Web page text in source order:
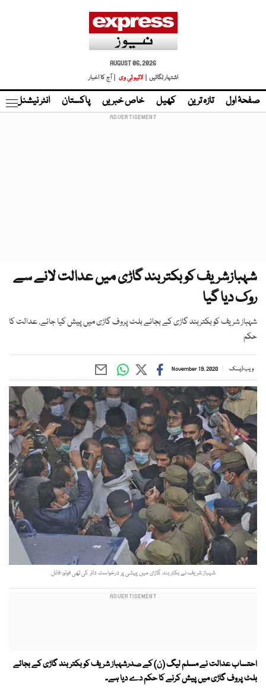
AUGUST 06, 2026
اشتہار لگائیں |
لائیو ٹی وی | آج کا اخبار
صفحۂ اول تازہ ترین کھیل خاص خبریں پاکستان انٹر نیشنل
شہبازشریف کو بکتربند گاڑی میں عدالت لانے سے
روک دیا گیا
شہباز شریف کو بکتربند گاڑی کے بجائے بلٹ پروف گاڑی میں پیش کیا جائے، عدالت کا
حکم
ویب ڈیسک November 19, 2020
شہباز شریف نے بکتر بند گاڑی میں پیشی پر درخواست دائر کی تھی فوٹو: فائل
احتساب عدالت نے مسلم لیگ (ن) کے صدرشہباز شریف کو بکتر بند گاڑی کے بجائے
بلٹ پروف گاڑی میں پیش کرنے کا حکم دے دیا ہے۔